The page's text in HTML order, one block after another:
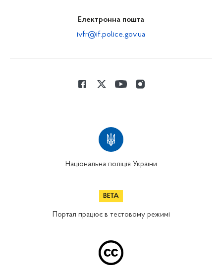
Електронна пошта
ivfr@if.police.gov.ua
Національна поліція України
Портал працює в тестовому режимі